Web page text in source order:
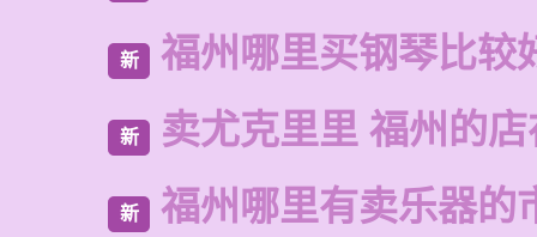
新 福州哪里买钢琴比较
新 卖尤克里里 福州的
新 福州哪里有卖乐器的